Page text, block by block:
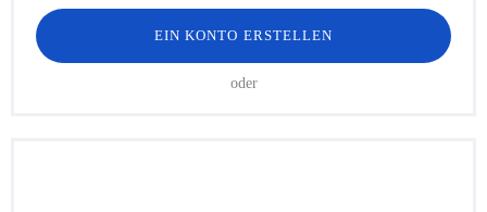
EIN KONTO ERSTELLEN
oder